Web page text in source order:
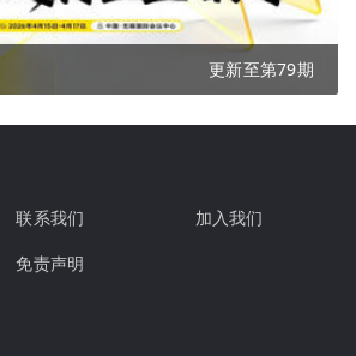
更新至第79期
联系我们
加入我们
免责声明